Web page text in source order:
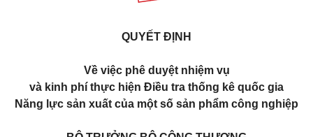
QUYẾT ĐỊNH
Về việc phê duyệt nhiệm vụ
và kinh phí thực hiện Điều tra thống kê quốc gia
Năng lực sản xuất của một số sản phẩm công nghiệp